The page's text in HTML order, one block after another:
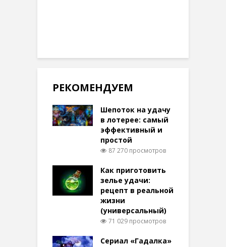
РЕКОМЕНДУЕМ
Шепоток на удачу
в лотерее: самый
эффективный и
простой
87 270 просмотров
Как приготовить
зелье удачи:
рецепт в реальной
жизни
(универсальный)
71 029 просмотров
Сериал «Гадалка»